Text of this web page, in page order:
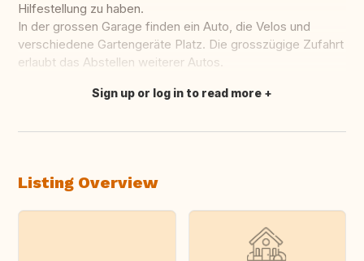
Hilfestellung zu haben.
In der grossen Garage finden ein Auto, die Velos und
verschiedene Gartengeräte Platz. Die grosszügige Zufahrt
erlaubt das Abstellen weiterer Autos.
Translate this
Sign up or log in to read more
Listing Overview